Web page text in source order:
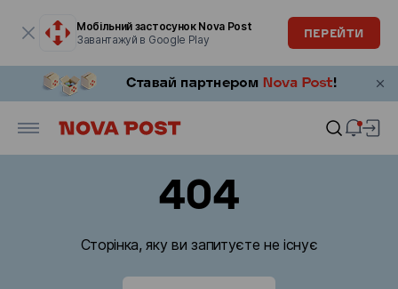
Мобільний застосунок Nova Post
Завантажуй в Google Play
ПЕРЕЙТИ
404
Сторінка, яку ви запитуєте не існує